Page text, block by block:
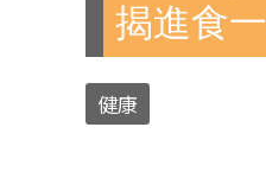
揭進食
健康